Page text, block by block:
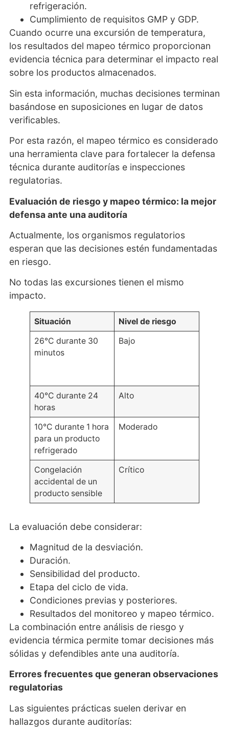
refrigeración.
Cumplimiento de requisitos GMP y GDP.
Cuando ocurre una excursión de temperatura,
los resultados del mapeo térmico proporcionan
evidencia técnica para determinar el impacto real
sobre los productos almacenados.
Sin esta información, muchas decisiones terminan
basándose en suposiciones en lugar de datos
verificables.
Por esta razón, el mapeo térmico es considerado
una herramienta clave para fortalecer la defensa
técnica durante auditorías e inspecciones
regulatorias.
Evaluación de riesgo y mapeo térmico: la mejor
defensa ante una auditoría
Actualmente, los organismos regulatorios
esperan que las decisiones estén fundamentadas
en riesgo.
No todas las excursiones tienen el mismo
impacto.
Situación
Nivel de riesgo
26°C durante 30
minutos
Bajo
40°C durante 24
horas
Alto
10°C durante 1 hora
para un producto
refrigerado
Moderado
Congelación
accidental de un
producto sensible
Crítico
La evaluación debe considerar:
Magnitud de la desviación.
Duración.
Sensibilidad del producto.
Etapa del ciclo de vida.
Condiciones previas y posteriores.
Resultados del monitoreo y mapeo térmico.
La combinación entre análisis de riesgo y
evidencia térmica permite tomar decisiones más
sólidas y defendibles ante una auditoría.
Errores frecuentes que generan observaciones
regulatorias
Las siguientes prácticas suelen derivar en
hallazgos durante auditorías: